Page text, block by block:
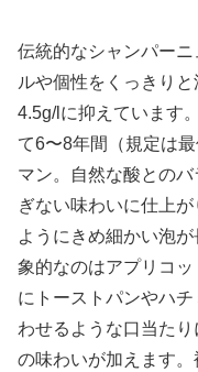
伝統的なシャンパー
ルや個性をくっきり
4.5g/lに抑えています
て6〜8年間（規定は
マン。自然な酸との
ぎない味わいに仕上
ようにきめ細かい泡
象的なのはアプリコ
にトーストパンやハ
わせるような口当た
の味わいが加えます